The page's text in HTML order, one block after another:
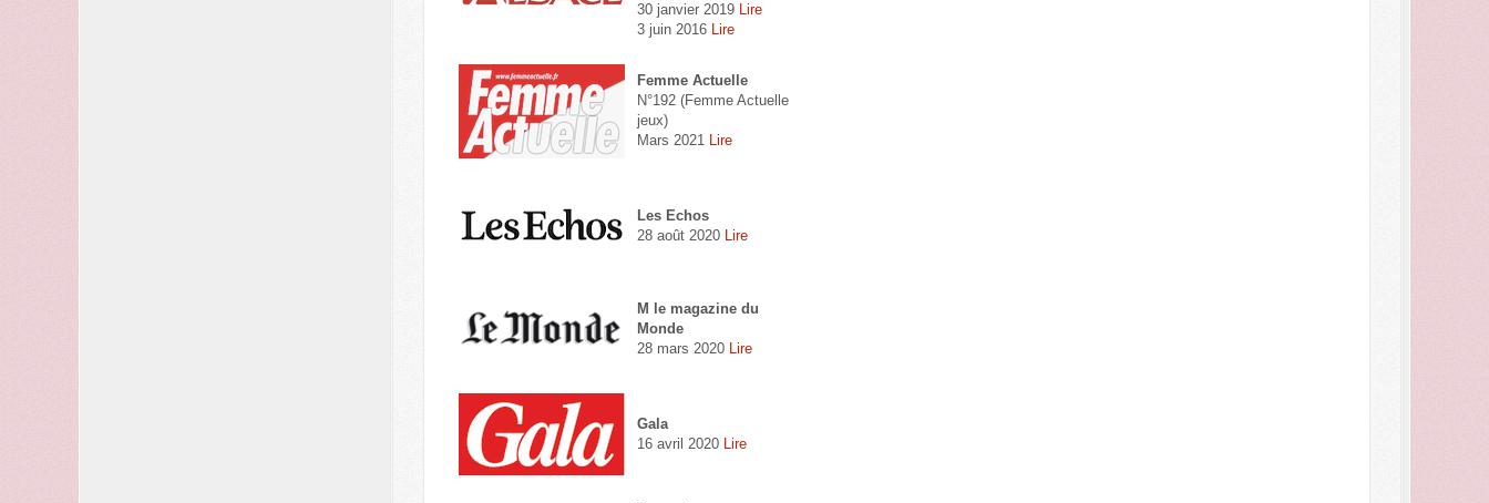
30 janvier 2019 Lire
3 juin 2016 Lire
Femme Actuelle
N°192 (Femme Actuelle
jeux)
Mars 2021 Lire
Les Echos
28 août 2020 Lire
M le magazine du
Monde
28 mars 2020 Lire
Gala
16 avril 2020 Lire